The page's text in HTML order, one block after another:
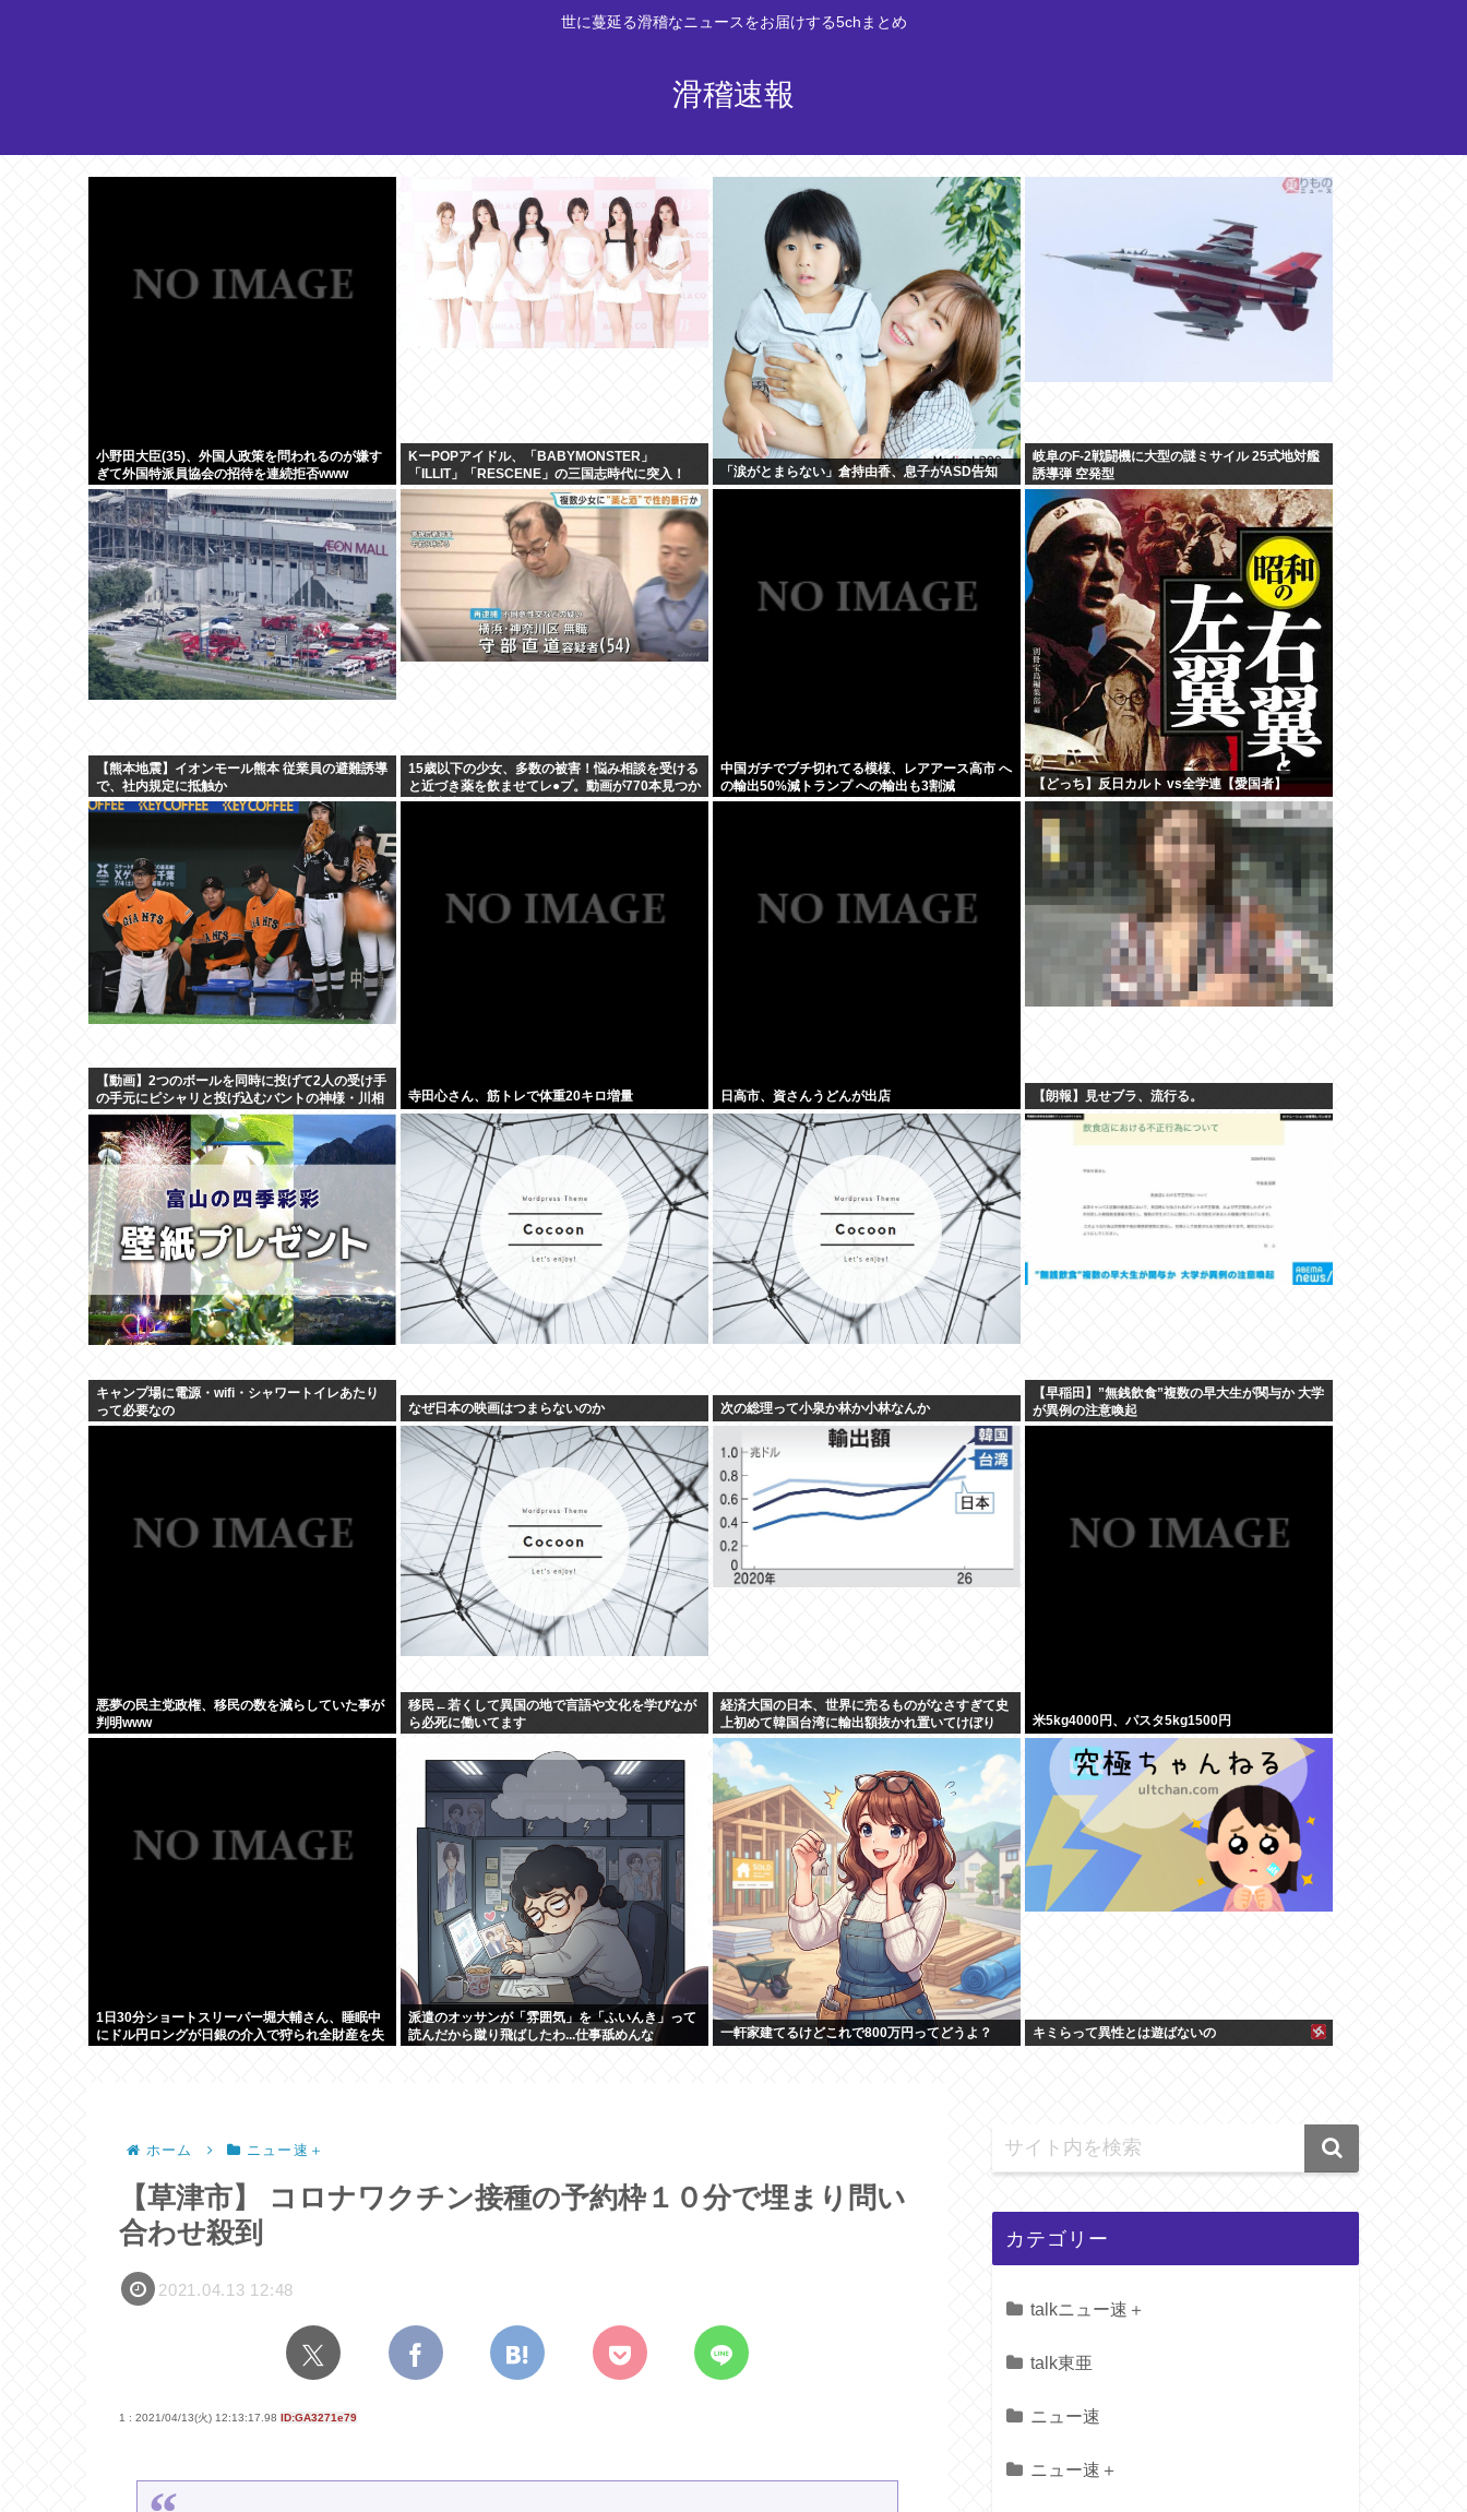
世に蔓延る滑稽なニュースをお届けする5chまとめ
滑稽速報
小野田大臣(35)、外国人政策を問われるのが嫌す
ぎて外国特派員協会の招待を連続拒否www
KーPOPアイドル、「BABYMONSTER」
「ILLIT」「RESCENE」の三国志時代に突入！
「涙がとまらない」倉持由香、息子がASD告知
岐阜のF-2戦闘機に大型の謎ミサイル 25式地対艦
誘導弾 空発型
【熊本地震】イオンモール熊本 従業員の避難誘導
で、社内規定に抵触か
15歳以下の少女、多数の被害！悩み相談を受ける
と近づき薬を飲ませてレ●プ。動画が770本見つか
り被害少女多数
中国ガチでブチ切れてる模様、レアアース高市 へ
の輸出50%減トランプ への輸出も3割減
【どっち】反日カルト vs全学連【愛国者】
【動画】2つのボールを同時に投げて2人の受け手
の手元にピシャリと投げ込むバントの神様・川相
の異次元キャッチボールがこちら
寺田心さん、筋トレで体重20キロ増量 日高市、資さんうどんが出店 【朗報】見せブラ、流行る。
キャンプ場に電源・wifi・シャワートイレあたり
って必要なの
なぜ日本の映画はつまらないのか 次の総理って小泉か林か小林なんか
【早稲田】”無銭飲食”複数の早大生が関与か 大学
が異例の注意喚起
悪夢の民主党政権、移民の数を減らしていた事が
判明www
移民←若くして異国の地で言語や文化を学びなが
ら必死に働いてます
経済大国の日本、世界に売るものがなさすぎて史
上初めて韓国台湾に輸出額抜かれ置いてけぼり
米5kg4000円、パスタ5kg1500円
1日30分ショートスリーパー堀大輔さん、睡眠中
にドル円ロングが日銀の介入で狩られ全財産を失
派遣のオッサンが「雰囲気」を「ふいんき」って
読んだから蹴り飛ばしたわ...仕事舐めんな
一軒家建てるけどこれで800万円ってどうよ？ キミらって異性とは遊ばないの
ホーム ニュー速＋
【草津市】 コロナワクチン接種の予約枠１０分で埋まり問い
合わせ殺到
2021.04.13 12:48
1 : 2021/04/13(火) 12:13:17.98 ID:GA3271e79
カテゴリー
talkニュー速＋
talk東亜
ニュー速
ニュー速＋